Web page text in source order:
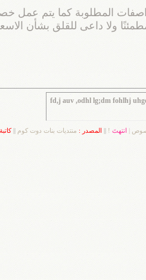
المطلوبة كما يتم عمل
ولا داعى للقلق بشأن
fd,j auv ,odhl lg;dm fohlhj
| انتهتَ ! المصدر : منتديات بنات دوت كوم ||